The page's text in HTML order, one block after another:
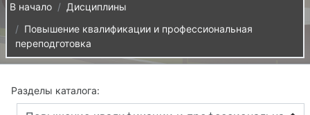
В начало
Дисциплины
Повышение квалификации и профессиональная
переподготовка
Разделы каталога: